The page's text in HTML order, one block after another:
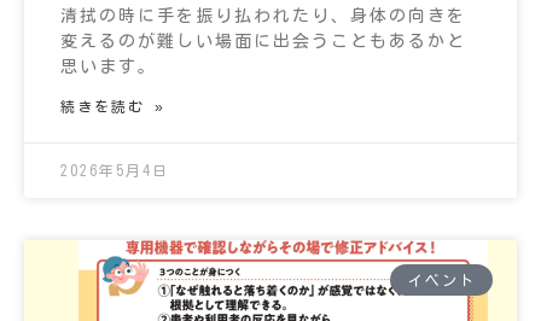
清拭の時に手を振り払われたり、身体の向きを
変えるのが難しい場面に出会うこともあるかと
思います。
続きを読む »
2026年5月4日
イベント